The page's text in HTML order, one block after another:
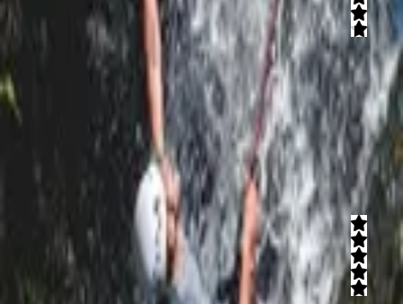
4.8
(
4חוות דעת)
מתחם אטרקציות בטבע, חוויה מדהימה לכל המשפחה! מגוון פעילויות
לילדים, השכרת רכבי שטח ואופניים, מסלולי טיול דרך תוואי נחלים,
מסלולים רגליים, ערכות פיקניק להשכרה והתאמות מיוחדות לימי כייף.
קרא עוד
סימבה טיולי סנפלינג